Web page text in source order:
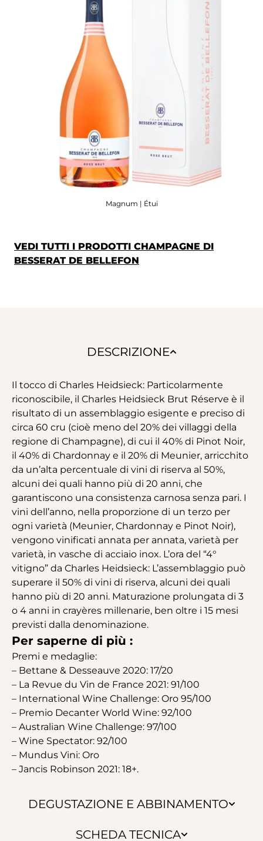
Magnum | Étui
VEDI TUTTI I PRODOTTI CHAMPAGNE DI
BESSERAT DE BELLEFON
DESCRIZIONE
DEGUSTAZIONE E ABBINAMENTO
SCHEDA TECNICA
Il tocco di Charles Heidsieck: Particolarmente
riconoscibile, il Charles Heidsieck Brut Réserve è il
risultato di un assemblaggio esigente e preciso di
circa 60 cru (cioè meno del 20% dei villaggi della
regione di Champagne), di cui il 40% di Pinot Noir,
il 40% di Chardonnay e il 20% di Meunier, arricchito
da un’alta percentuale di vini di riserva al 50%,
alcuni dei quali hanno più di 20 anni, che
garantiscono una consistenza carnosa senza pari. I
vini dell’anno, nella proporzione di un terzo per
ogni varietà (Meunier, Chardonnay e Pinot Noir),
vengono vinificati annata per annata, varietà per
varietà, in vasche di acciaio inox. L’ora del “4°
vitigno” da Charles Heidsieck: L’assemblaggio può
superare il 50% di vini di riserva, alcuni dei quali
hanno più di 20 anni. Maturazione prolungata di 3
o 4 anni in crayères millenarie, ben oltre i 15 mesi
previsti dalla denominazione.
Per saperne di più :
Premi e medaglie:
– Bettane & Desseauve 2020: 17/20
– La Revue du Vin de France 2021: 91/100
– International Wine Challenge: Oro 95/100
– Premio Decanter World Wine: 92/100
– Australian Wine Challenge: 97/100
– Wine Spectator: 92/100
– Mundus Vini: Oro
– Jancis Robinson 2021: 18+.